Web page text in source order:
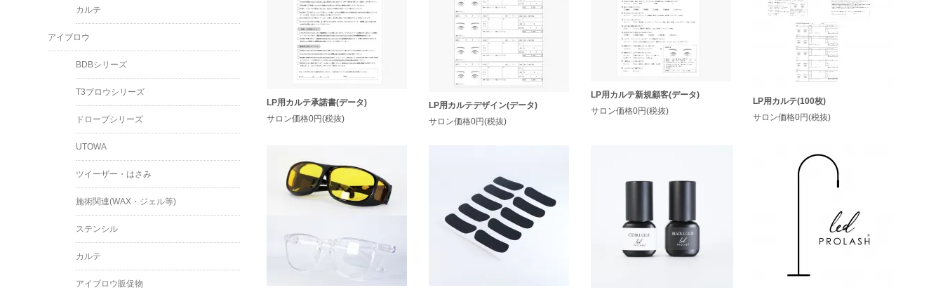
LP用カルテ承諾書(データ)
サロン価格0円(税抜)
LP用カルテデザイン(データ)
サロン価格0円(税抜)
LP用カルテ新規顧客(データ)
サロン価格0円(税抜)
LP用カルテ(100枚)
サロン価格0円(税抜)
カルテ
アイブロウ
BDBシリーズ
T3ブロウシリーズ
ドローブシリーズ
UTOWA
ツイーザー・はさみ
施術関連(WAX・ジェル等)
ステンシル
カルテ
アイブロウ販促物